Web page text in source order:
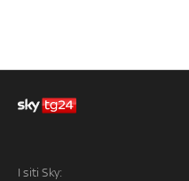
I siti Sky: